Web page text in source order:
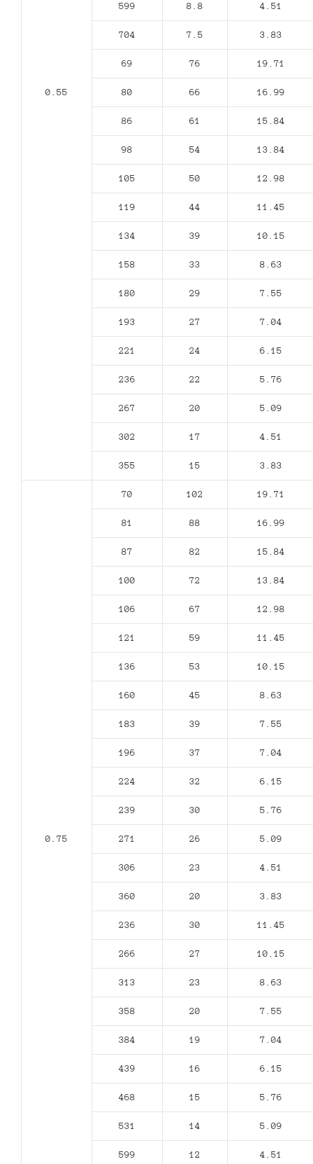
0.55
599 8.8 4.51
704 7.5 3.83
69 76 19.71
80 66 16.99
86 61 15.84
98 54 13.84
105 50 12.98
119 44 11.45
134 39 10.15
158 33 8.63
180 29 7.55
193 27 7.04
221 24 6.15
236 22 5.76
267 20 5.09
302 17 4.51
355 15 3.83
0.75
70 102 19.71
81 88 16.99
87 82 15.84
100 72 13.84
106 67 12.98
121 59 11.45
136 53 10.15
160 45 8.63
183 39 7.55
196 37 7.04
224 32 6.15
239 30 5.76
271 26 5.09
306 23 4.51
360 20 3.83
236 30 11.45
266 27 10.15
313 23 8.63
358 20 7.55
384 19 7.04
439 16 6.15
468 15 5.76
531 14 5.09
599 12 4.51